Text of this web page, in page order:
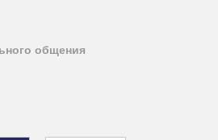
общения